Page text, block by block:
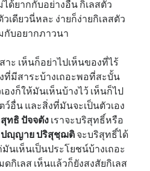
ด้ยากกับอย่างอื่น กิเลสตัว
เดียวนี่หละ ง่ายก็ง่ายกิเลสตัว
กับอยากภาวนา
าะ เห็นก็อย่าไปเห็นของที่ไร้
ที่มีสาระบ้างเถอะพอที่สะบั้น
องก็ให้มันเห็นบ้างไว้ เห็นก็ไป
อื่น และสิ่งที่มันจะเป็นตัวเอง
ทธิ ปัจจตัง เราจะบริสุทธิ์หรือ
ปญฺญาย ปริสุชฺฌติ จะบริสุทธิ์ได้
นเห็นเป็นประโยชน์บ้างเถอะ
กิเลส เห็นแล้วก็ยังสงสัยกิเลส